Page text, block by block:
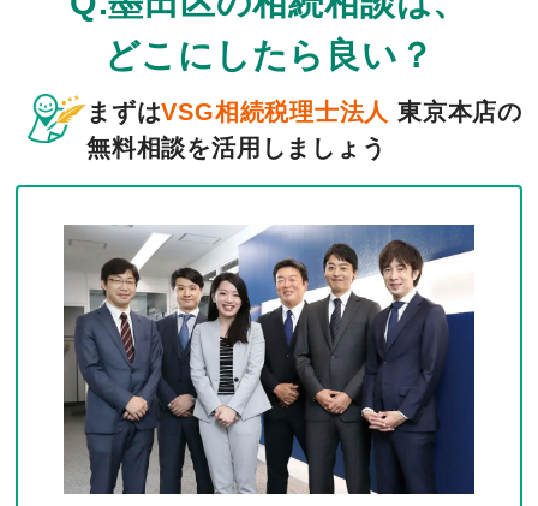
どこにしたら良い？
まずはVSG相続税理士法人 東京本店の
無料相談を活用しましょう